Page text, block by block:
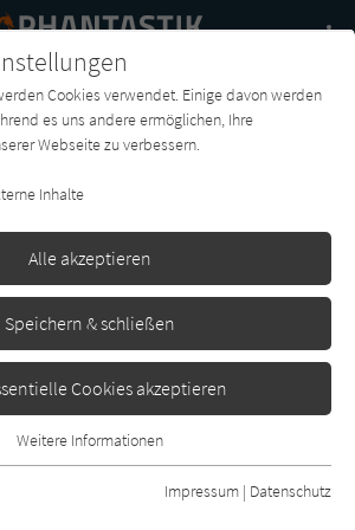
Buch-
Entdecker
Forum Charts
Der Bund
5
Cookies verwendet. Einige davon werden
es uns andere ermöglichen, Ihre
Webseite zu verbessern.
Inhalte
Alle akzeptieren
Speichern & schließen
Cookies akzeptieren
für grundlegende Funktionen der
ist gewährleistet, dass die Webseite
Weitere Informationen
Impressum | Datenschutz